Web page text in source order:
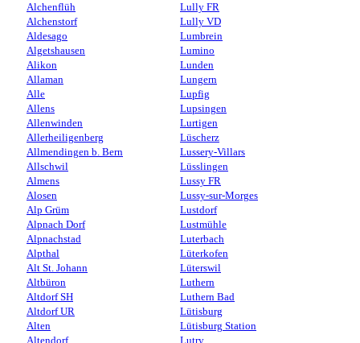
Alchenflüh
Alchenstorf
Aldesago
Algetshausen
Alikon
Allaman
Alle
Allens
Allenwinden
Allerheiligenberg
Allmendingen b. Bern
Allschwil
Almens
Alosen
Alp Grüm
Alpnach Dorf
Alpnachstad
Alpthal
Alt St. Johann
Altbüron
Altdorf SH
Altdorf UR
Alten
Altendorf
Lully FR
Lully VD
Lumbrein
Lumino
Lunden
Lungern
Lupfig
Lupsingen
Lurtigen
Lüscherz
Lussery-Villars
Lüsslingen
Lussy FR
Lussy-sur-Morges
Lustdorf
Lustmühle
Luterbach
Lüterkofen
Lüterswil
Luthern
Luthern Bad
Lütisburg
Lütisburg Station
Lutry